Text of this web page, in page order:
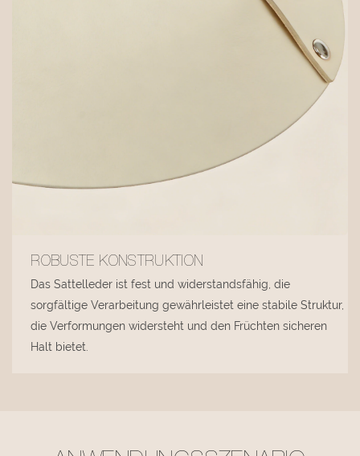
ROBUSTE KONSTRUKTION
Das Sattelleder ist fest und widerstandsfähig, die
sorgfältige Verarbeitung gewährleistet eine stabile Struktur,
die Verformungen widersteht und den Früchten sicheren
Halt bietet.